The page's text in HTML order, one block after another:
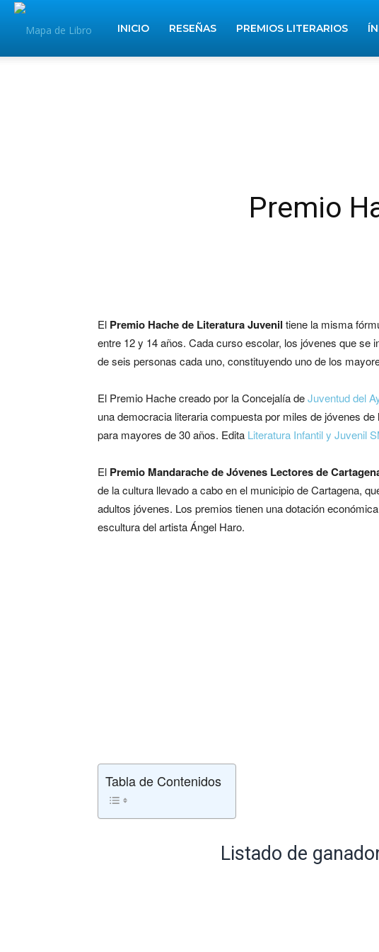
Mapa
INICIO RESEÑAS PREMIOS LITERARIOS
Premio
El Premio Hache de Literatura Juvenil tiene la misma
entre 12 y 14 años. Cada curso escolar, los jóvenes que
de seis personas cada uno, constituyendo uno de los
El Premio Hache creado por la Concejalía deJuventud del
una democracia literaria compuesta por miles de jóvenes
para mayores de 30 años. Edita Literatura Infantil y Juvenil
El Premio Mandarache de Jóvenes Lectores de
de la cultura llevado a cabo en el municipio de Cartagena,
adultos jóvenes. Los premios tienen una dotación
escultura del artista Ángel Haro.
Tabla de Contenidos
Listado de